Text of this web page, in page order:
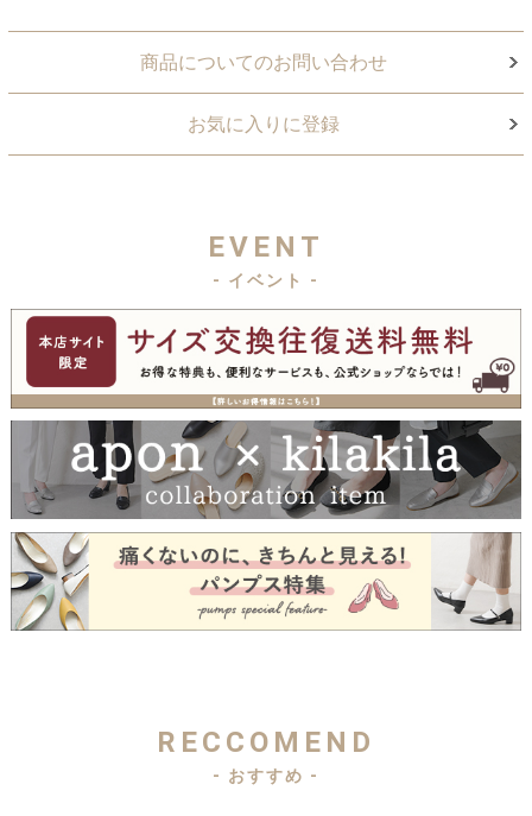
商品についてのお問い合わせ
お気に入りに登録
EVENT
- イベント -
RECCOMEND
- おすすめ -